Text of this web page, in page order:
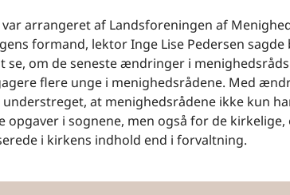
arrangeret af Landsforeningen af
formand, lektor Inge Lise Pedersen sagde
se, om de seneste ændringer i
flere unge i menighedsrådene. Med
at menighedsrådene ikke kun
opgaver i sognene, men også for de kirkelige,
i kirkens indhold end i forvaltning.